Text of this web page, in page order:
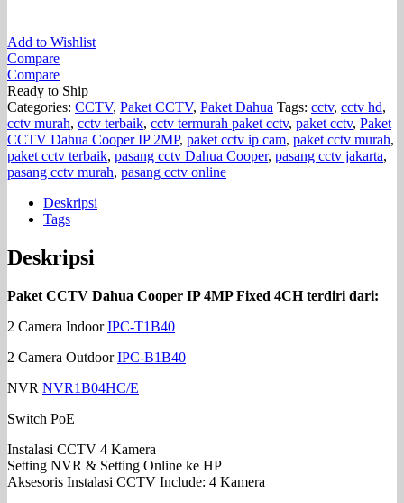
Add to Wishlist
Compare
Compare
Ready to Ship
Categories: CCTV, Paket CCTV, Paket Dahua Tags: cctv, cctv hd,
cctv murah, cctv terbaik, cctv termurah paket cctv, paket cctv, Paket
CCTV Dahua Cooper IP 2MP, paket cctv ip cam, paket cctv murah,
paket cctv terbaik, pasang cctv Dahua Cooper, pasang cctv jakarta,
pasang cctv murah, pasang cctv online
Deskripsi
Tags
Deskripsi
Paket CCTV Dahua Cooper IP 4MP Fixed 4CH terdiri dari:
2 Camera IndoorIPC-T1B40
2 Camera OutdoorIPC-B1B40
NVR NVR1B04HC/E
Switch PoE
Instalasi CCTV 4 Kamera
Setting NVR & Setting Online ke HP
Aksesoris Instalasi CCTV Include: 4 Kamera